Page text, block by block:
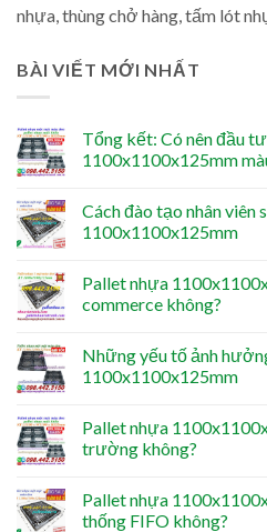
nhựa, thùng chở hàng, tấm lót
BÀI VIẾT MỚI NHẤT
Tổng kết: Có nên đầu
1100x1100x125mm
Cách đào tạo nhân viên
1100x1100x125mm
Pallet nhựa
commerce không?
Những yếu tố ảnh
1100x1100x125mm
Pallet nhựa
trường không?
Pallet nhựa
thống FIFO không?